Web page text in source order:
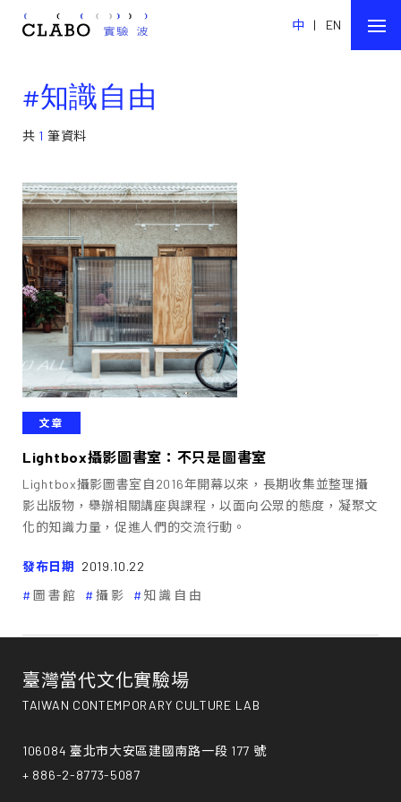
中 | EN
#知識自由
共 1 筆資料
文章
Lightbox攝影圖書室：不只是圖書室
Lightbox攝影圖書室自2016年開幕以來，長期收集並整理攝
影出版物，舉辦相關講座與課程，以面向公眾的態度，凝聚文
化的知識力量，促進人們的交流行動。
發布日期 2019.10.22
圖書館
攝影 知識自由
臺灣當代文化實驗場
TAIWAN CONTEMPORARY CULTURE LAB
106084 臺北市大安區建國南路一段 177 號
+ 886-2-8773-5087